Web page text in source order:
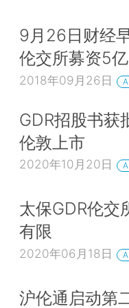
9月26日财经
伦交所募资5
2018年09月26日
GDR招股书获
伦敦上市
2020年10月20日
太保GDR伦交
有限
2020年06月18日
沪伦通启动第